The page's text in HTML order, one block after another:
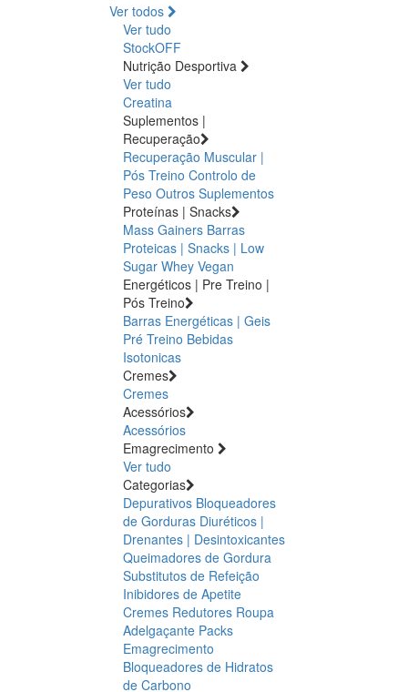
Ver todos
Ver tudo
StockOFF
Nutrição Desportiva
Ver tudo
Creatina
Suplementos |
Recuperação
Recuperação Muscular |
Pós Treino Controlo de
Peso Outros Suplementos
Proteínas | Snacks
Mass Gainers Barras
Proteicas | Snacks | Low
Sugar Whey Vegan
Energéticos | Pre Treino |
Pós Treino
Barras Energéticas | Geis
Pré Treino Bebidas
Isotonicas
Cremes
Cremes
Acessórios
Acessórios
Emagrecimento
Ver tudo
Categorias
Depurativos Bloqueadores
de Gorduras Diuréticos |
Drenantes | Desintoxicantes
Queimadores de Gordura
Substitutos de Refeição
Inibidores de Apetite
Cremes Redutores Roupa
Adelgaçante Packs
Emagrecimento
Bloqueadores de Hidratos
de Carbono